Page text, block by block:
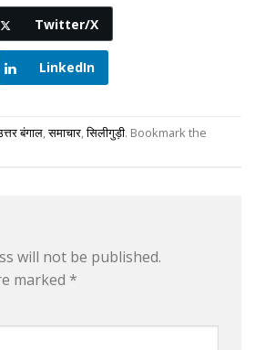
Twitter/X
LinkedIn
बंगाल,समाचार,सिलीगुड़ी. Bookmark the
will not be published.
marked *